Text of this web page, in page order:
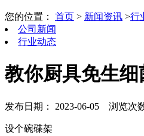
您的位置： 首页 > 新闻资讯 >行
公司新闻
行业动态
教你厨具免生细
发布日期： 2023-06-05 浏览次
设个碗碟架